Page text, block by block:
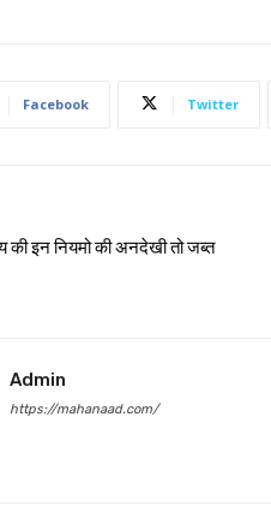
Facebook Twitter
इन नियमो की अनदेखी तो जब्त
Admin
https://mahanaad.com/